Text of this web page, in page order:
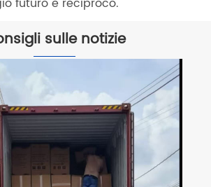
futuro e reciproco.
sulle notizie